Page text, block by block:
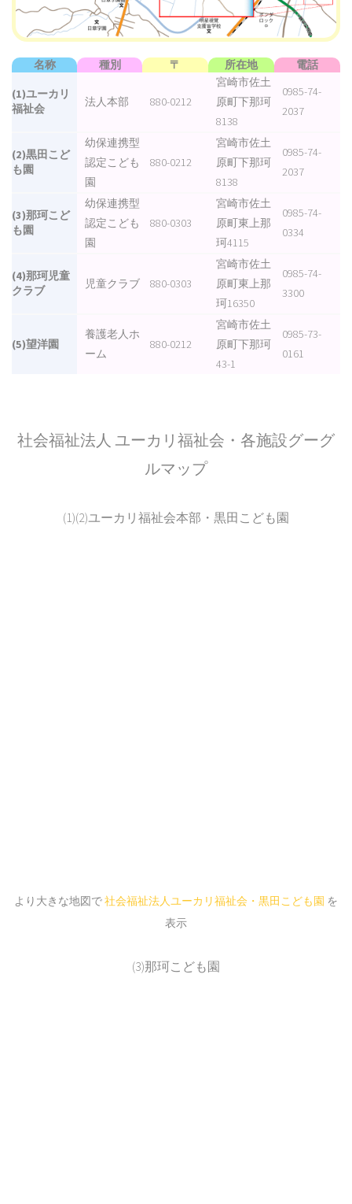
名称 種別 〒 所在地 電話
(1)ユーカリ
福祉会
法人本部 880-0212
宮崎市佐土
原町下那珂
8138
0985-74-
2037
(2)黒田こど
も園
幼保連携型
認定こども
園
880-0212
宮崎市佐土
原町下那珂
8138
0985-74-
2037
(3)那珂こど
も園
幼保連携型
認定こども
園
880-0303
宮崎市佐土
原町東上那
珂4115
0985-74-
0334
(4)那珂児童
クラブ
児童クラブ 880-0303
宮崎市佐土
原町東上那
珂16350
0985-74-
3300
(5)望洋園
養護老人ホ
ーム
880-0212
宮崎市佐土
原町下那珂
43-1
0985-73-
0161
社会福祉法人 ユーカリ福祉会・各施設グーグ
ルマップ
(1)(2)ユーカリ福祉会本部・黒田こども園
より大きな地図で社会福祉法人ユーカリ福祉会・黒田こども園 を
表示
(3)那珂こども園